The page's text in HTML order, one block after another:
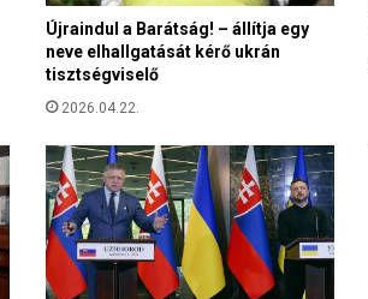
Újraindul a Barátság! – állítja egy
neve elhallgatását kérő ukrán
tisztségviselő
2026.04.22.